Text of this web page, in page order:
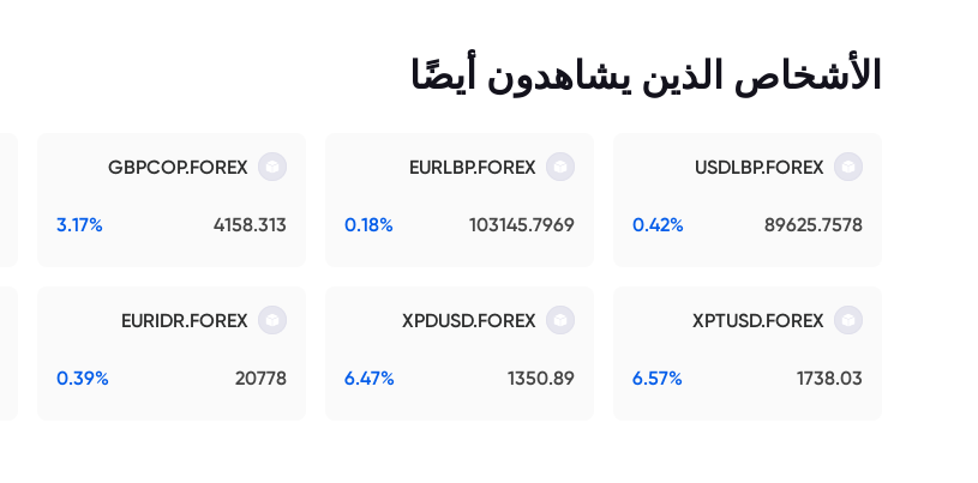
الأشخاص الذين يشاهدون أيضًا
USDLBP.FOREX
89625.7578
0.42%
EURLBP.FOREX
103145.7969
0.18%
GBPCOP.FOREX
4158.313
3.17%
XPTUSD.FOREX
1738.03
6.57%
XPDUSD.FOREX
1350.89
6.47%
EURIDR.FOREX
20778
0.39%